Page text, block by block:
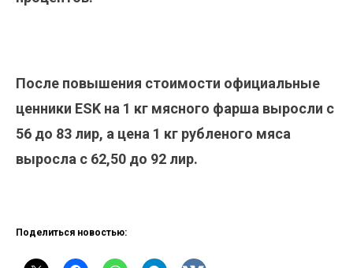
После повышения стоимости официальные
ценники ESK на 1 кг мясного фарша выросли с
56 до 83 лир, а цена 1 кг рубленого мяса
выросла с 62,50 до 92 лир.
Поделиться новостью: